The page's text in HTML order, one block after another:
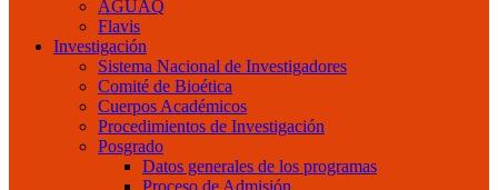
AGUAQ
Flavis
Investigación
Sistema Nacional de Investigadores
Comité de Bioética
Cuerpos Académicos
Procedimientos de Investigación
Posgrado
Datos generales de los programas
Proceso de Admisión